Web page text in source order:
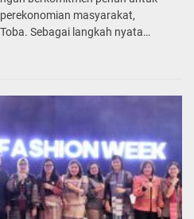
masyarakat,
Sebagai langkah nyata